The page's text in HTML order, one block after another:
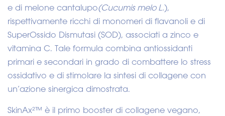
e di melone cantalupo(Cucumis melo L.),
rispettivamente ricchi di monomeri di flavanoli e di
SuperOssido Dismutasi (SOD), associati a zinco e
vitamina C. Tale formula combina antiossidanti
primari e secondari in grado di combattere lo stress
ossidativo e di stimolare la sintesi di collagene con
un’azione sinergica dimostrata.
SkinAx²™ è il primo booster di collagene vegano,